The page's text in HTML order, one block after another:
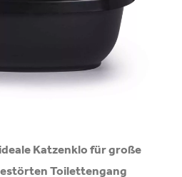
Katzenklo für große
Toilettengang